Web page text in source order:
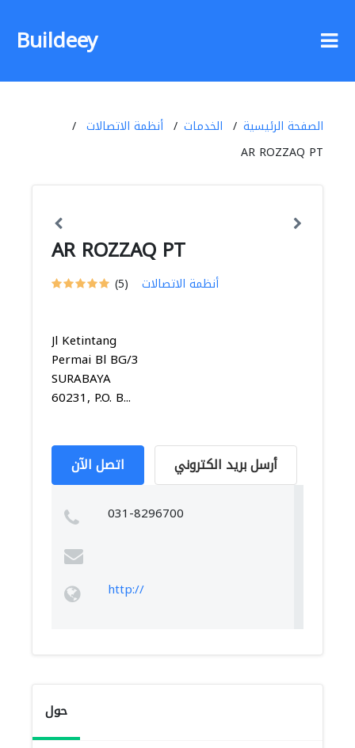
Buildeey
الصفحة الرئيسية الخدمات
أنظمة الاتصالات
AR ROZZAQ PT
AR ROZZAQ PT
(5) أنظمة الاتصالات
Jl Ketintang
Permai Bl BG/3
SURABAYA
60231, P.O. B...
اتصل الآن أرسل بريد الكتروني
031-8296700
http://
حول